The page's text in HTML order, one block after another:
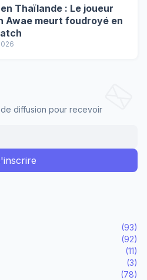
Thaïlande : Le joueur
Awae meurt foudroyé en
diffusion pour recevoir
(93)
(92)
(11)
(3)
(78)